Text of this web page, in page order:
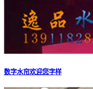
数字水帘欢迎您字样